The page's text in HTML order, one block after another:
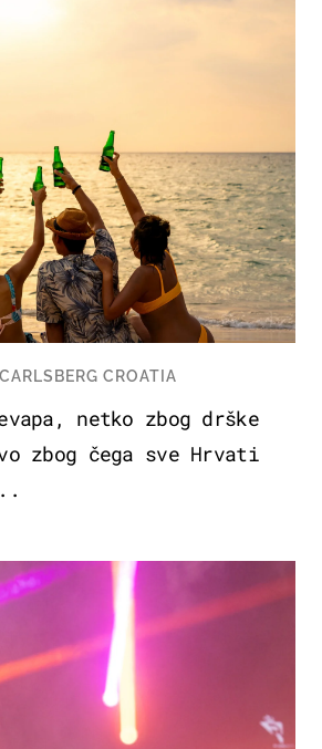
CROATIA
netko zbog drške
zbog čega sve Hrvati